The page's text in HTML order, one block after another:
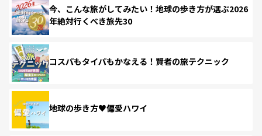
今、こんな旅がしてみたい！地球の歩き方が選ぶ2026
年絶対行くべき旅先30
コスパもタイパもかなえる！賢者の旅テクニック
地球の歩き方♥偏愛ハワイ